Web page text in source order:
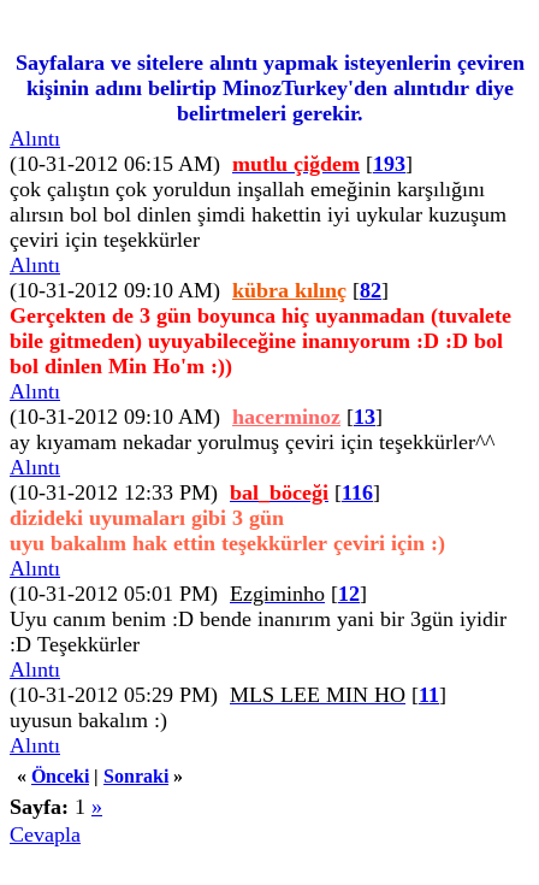
Sayfalara ve sitelere alıntı yapmak isteyenlerin çeviren
kişinin adını belirtip MinozTurkey'den alıntıdır diye
belirtmeleri gerekir.
Alıntı
(10-31-2012 06:15 AM) mutlu çiğdem [193]
çok çalıştın çok yoruldun inşallah emeğinin karşılığını
alırsın bol bol dinlen şimdi hakettin iyi uykular kuzuşum
çeviri için teşekkürler
Alıntı
(10-31-2012 09:10 AM) kübra kılınç [82]
Gerçekten de 3 gün boyunca hiç uyanmadan (tuvalete
bile gitmeden) uyuyabileceğine inanıyorum :D :D bol
bol dinlen Min Ho'm :))
Alıntı
(10-31-2012 09:10 AM) hacerminoz [13]
ay kıyamam nekadar yorulmuş çeviri için teşekkürler^^
Alıntı
(10-31-2012 12:33 PM) bal_böceği [116]
dizideki uyumaları gibi 3 gün
uyu bakalım hak ettin teşekkürler çeviri için :)
Alıntı
(10-31-2012 05:01 PM) Ezgiminho [12]
Uyu canım benim :D bende inanırım yani bir 3gün iyidir
:D Teşekkürler
Alıntı
(10-31-2012 05:29 PM) MLS LEE MIN HO [11]
uyusun bakalım :)
Alıntı
« Önceki | Sonraki »
Sayfa: 1 »
Cevapla